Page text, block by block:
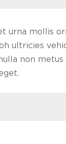
urna mollis
ultricies
non